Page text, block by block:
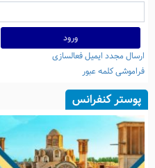
ارسال مجدد ایمیل فعالسازی
فراموشی کلمه عبور
پوستر کنفرانس